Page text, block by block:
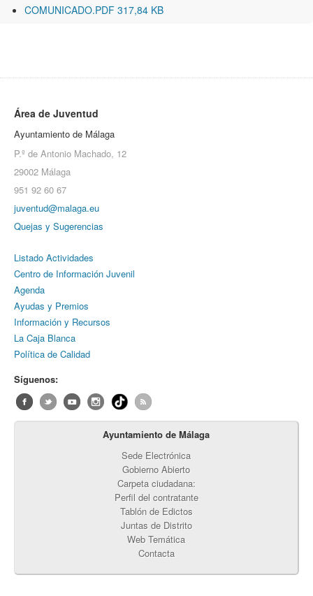
COMUNICADO.PDF 317,84 KB
Área de Juventud
Ayuntamiento de Málaga
P.º de Antonio Machado, 12
29002 Málaga
951 92 60 67
juventud@malaga.eu
Quejas y Sugerencias
Listado Actividades
Centro de Información Juvenil
Agenda
Ayudas y Premios
Información y Recursos
La Caja Blanca
Política de Calidad
Síguenos:
Ayuntamiento de Málaga
Sede Electrónica
Gobierno Abierto
Carpeta ciudadana:
Perfil del contratante
Tablón de Edictos
Juntas de Distrito
Web Temática
Contacta